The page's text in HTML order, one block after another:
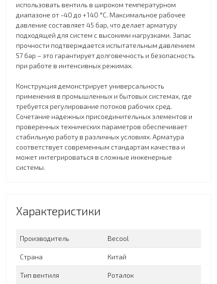
использовать вентиль в широком температурном
диапазоне от -40 до +140 °C. Максимальное рабочее
давление составляет 45 бар, что делает арматуру
подходящей для систем с высокими нагрузками. Запас
прочности подтверждается испытательным давлением
57 бар – это гарантирует долговечность и безопасность
при работе в интенсивных режимах.
Конструкция демонстрирует универсальность
применения в промышленных и бытовых системах, где
требуется регулирование потоков рабочих сред.
Сочетание надежных присоединительных элементов и
проверенных технических параметров обеспечивает
стабильную работу в различных условиях. Арматура
соответствует современным стандартам качества и
может интегрироваться в сложные инженерные
системы.
Характеристики
Производитель Becool
Страна Китай
Тип вентиля Роталок